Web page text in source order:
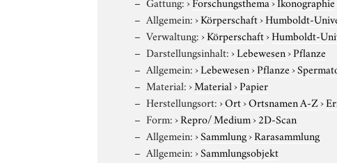
Allgemein:›Körperschaft›Humboldt-
Verwaltung:›Körperschaft›Humboldt-
Darstellungsinhalt:›Lebewesen›Pflanze
Allgemein:›Lebewesen›Pflanze›
Material:›Material›Papier
Herstellungsort:›Ort›Ortsnamen A-Z›
Form:›Repro/ Medium›2D-Scan
Allgemein:›Sammlung›Rarasammlung
Allgemein:›Sammlungsobjekt